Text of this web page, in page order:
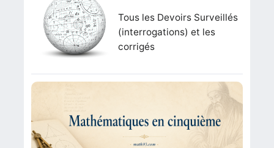
Tous les Devoirs Surveillés
(interrogations) et les
corrigés